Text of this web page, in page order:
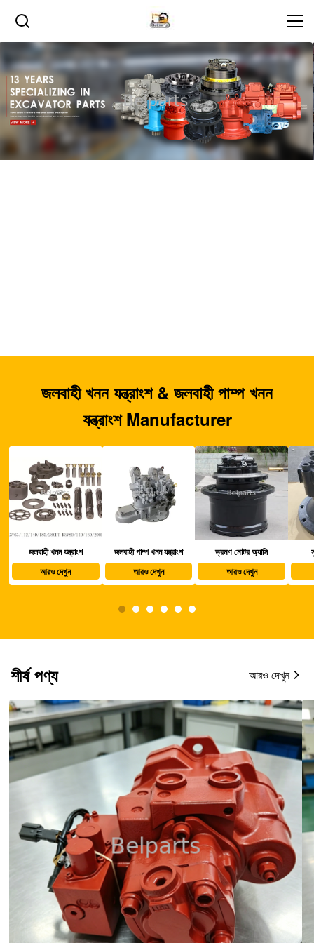
জলবাহী খনন যন্ত্রাংশ & জলবাহী পাম্প খনন
যন্ত্রাংশ Manufacturer
জলবাহী পাম্প খনন যন্ত্রাংশ
আরও দেখুন
ভ্রমণ মোটর অ্যাসি
আরও দেখুন
সুইং মোটর অ্যাসি
আরও দেখুন
শীর্ষ পণ্য আরও দেখুন